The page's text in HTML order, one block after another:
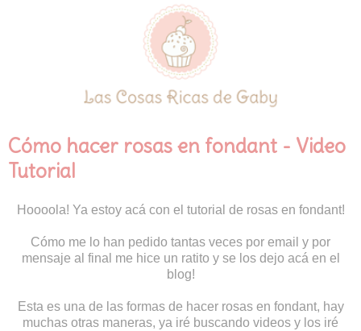
Cómo hacer rosas en fondant - Video
Tutorial
Hoooola! Ya estoy acá con el tutorial de rosas en fondant!
Cómo me lo han pedido tantas veces por email y por
mensaje al final me hice un ratito y se los dejo acá en el
blog!
Esta es una de las formas de hacer rosas en fondant, hay
muchas otras maneras, ya iré buscando videos y los iré